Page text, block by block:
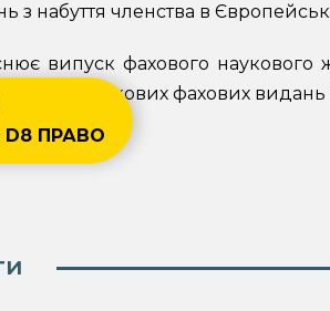
з набуття членства в
випуск фахового
Переліку наукових фахових
D8 ПРАВО